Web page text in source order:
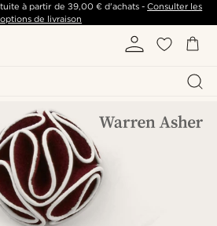
à partir de 39,00 €d'achats -Consulter les
options de livraison